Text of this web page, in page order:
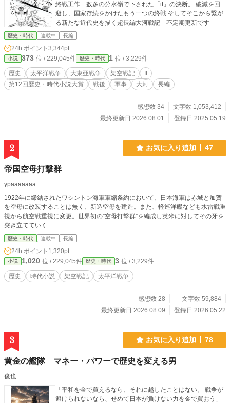
終戦工作 数多の分水嶺で下された「if」の決断。 破滅を回
避し、国家存続をかけたもう一つの終戦 そしてそこから繋が
る新たな近代史を描く超長編大河戦記 不定期更新です
歴史・時代 連載中 長編
24h.ポイント 3,344pt
小説 373 位 / 229,045件 歴史・時代 1 位 / 3,229件
歴史 太平洋戦争 大東亜戦争 架空戦記
If
第12回歴史・時代小説大賞
戦後 軍事 大河 長編
感想数 34
文字数 1,053,412
最終更新日 2026.08.01
登録日 2025.05.19
2 お気に入り追加 47
帝国空母打撃群
ypaaaaaaa
1922年に締結されたワシントン海軍軍縮条約において、日本海軍は赤城と加賀
を空母に改装することは無く、新造空母を建造。また、軽巡洋艦なども水雷戦重
視から航空戦重視に変更。世界初の”空母打撃群”を編成し英米に対してその牙を
突き立てていく…
歴史・時代 連載中 長編
24h.ポイント 1,320pt
小説 1,020 位 / 229,045件 歴史・時代 3 位 / 3,229件
歴史 時代小説 架空戦記 太平洋戦争
感想数 28
文字数 59,884
最終更新日 2026.08.09
登録日 2026.05.22
3 お気に入り追加 78
黄金の艦隊 マネー・パワーで歴史を変える男
俊也
「平和を金で買えるなら、それに越したことはない。 戦争が
避けられないなら、せめて日本が負けない力を金で買おう」